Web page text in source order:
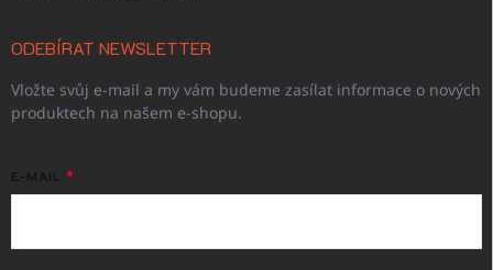
ODEBÍRAT NEWSLETTER
Vložte svůj e-mail a my vám budeme zasílat informace o nových
produktech na našem e-shopu.
E-MAIL